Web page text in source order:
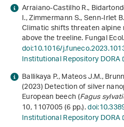
Arraiano-Castilho R.,
I., Zimmermann S., Senn-Irlet
Climatic shifts threaten
above the treeline. Fungal Ecol.
doi:10.1016/
Institutional Repository DORA
Ballikaya P., Mateos J.M.,
(2023) Detection of silver
European beech (Fagus
10, 1107005 (6 pp.).
Institutional Repository DORA